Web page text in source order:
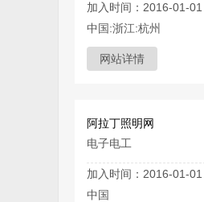
加入时间：2016-01-01
中国:浙江:杭州
网站详情
阿拉丁照明网
电子电工
加入时间：2016-01-01
中国